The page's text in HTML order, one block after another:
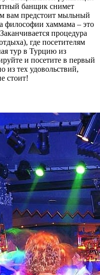
банщик снимет
вам предстоит мыльный
философии хаммама – это
процедура
где посетителям
тур в Турцию из
и посетите в первый
из тех удовольствий,
стоит!